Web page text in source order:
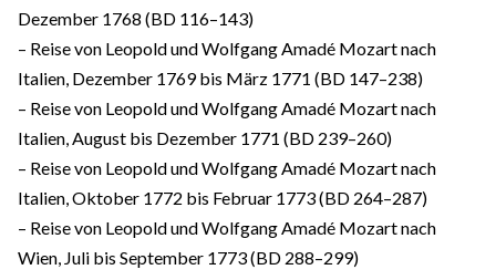
Dezember 1768 (BD 116–143)
– Reise von Leopold und Wolfgang Amadé Mozart nach
Italien, Dezember 1769 bis März 1771 (BD 147–238)
– Reise von Leopold und Wolfgang Amadé Mozart nach
Italien, August bis Dezember 1771 (BD 239–260)
– Reise von Leopold und Wolfgang Amadé Mozart nach
Italien, Oktober 1772 bis Februar 1773 (BD 264–287)
– Reise von Leopold und Wolfgang Amadé Mozart nach
Wien, Juli bis September 1773 (BD 288–299)